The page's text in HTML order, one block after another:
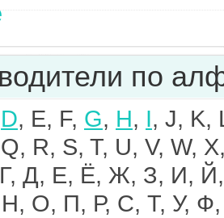
по
D, E, F, G, H, I, J, K,
R, S, T, U, V, W,
Д, Е, Ё, Ж, З, И, Й,
О, П, Р, С, Т, У, Ф,